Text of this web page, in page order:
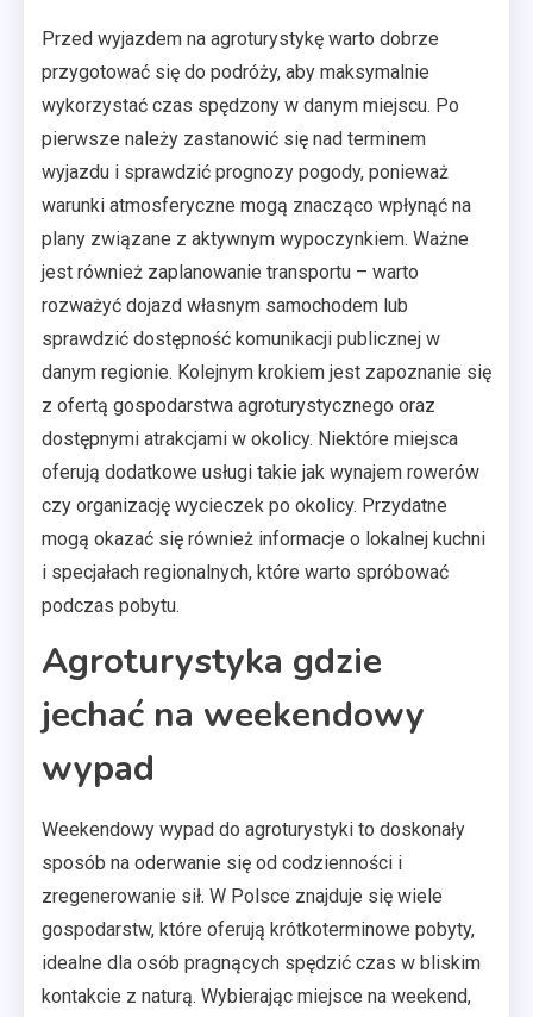
Przed wyjazdem na agroturystykę warto dobrze
przygotować się do podróży, aby maksymalnie
wykorzystać czas spędzony w danym miejscu. Po
pierwsze należy zastanowić się nad terminem
wyjazdu i sprawdzić prognozy pogody, ponieważ
warunki atmosferyczne mogą znacząco wpłynąć na
plany związane z aktywnym wypoczynkiem. Ważne
jest również zaplanowanie transportu – warto
rozważyć dojazd własnym samochodem lub
sprawdzić dostępność komunikacji publicznej w
danym regionie. Kolejnym krokiem jest zapoznanie się
z ofertą gospodarstwa agroturystycznego oraz
dostępnymi atrakcjami w okolicy. Niektóre miejsca
oferują dodatkowe usługi takie jak wynajem rowerów
czy organizację wycieczek po okolicy. Przydatne
mogą okazać się również informacje o lokalnej kuchni
i specjałach regionalnych, które warto spróbować
podczas pobytu.
Agroturystyka gdzie
jechać na weekendowy
wypad
Weekendowy wypad do agroturystyki to doskonały
sposób na oderwanie się od codzienności i
zregenerowanie sił. W Polsce znajduje się wiele
gospodarstw, które oferują krótkoterminowe pobyty,
idealne dla osób pragnących spędzić czas w bliskim
kontakcie z naturą. Wybierając miejsce na weekend,